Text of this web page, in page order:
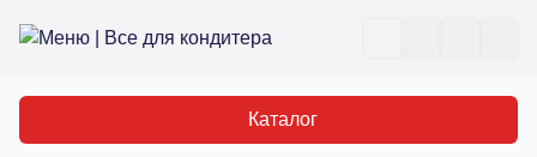
Все для кондитера
Каталог